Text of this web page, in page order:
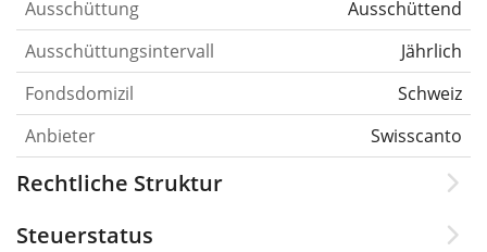
Ausschüttung
Ausschüttend
Ausschüttungsintervall
Jährlich
Fondsdomizil
Schweiz
Anbieter
Swisscanto
Rechtliche Struktur
Steuerstatus